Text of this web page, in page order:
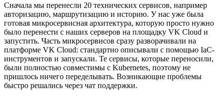
Сначала мы перенесли 20 технических сервисов, например
авторизацию, маршрутизацию и историю. У нас уже была
готовая микросервисная архитектура, которую просто нужно
было перенести с наших серверов на площадку VK Cloud и
запустить. Часть микросервисов сразу разворачивали на
платформе VK Cloud: стандартно описывали с помощью IaC-
инструментов и запускали. Те сервисы, которые переносили,
были полностью совместимы с Kubernetes, поэтому не
пришлось ничего переделывать. Возникающие проблемы
быстро решались через чат поддержки.